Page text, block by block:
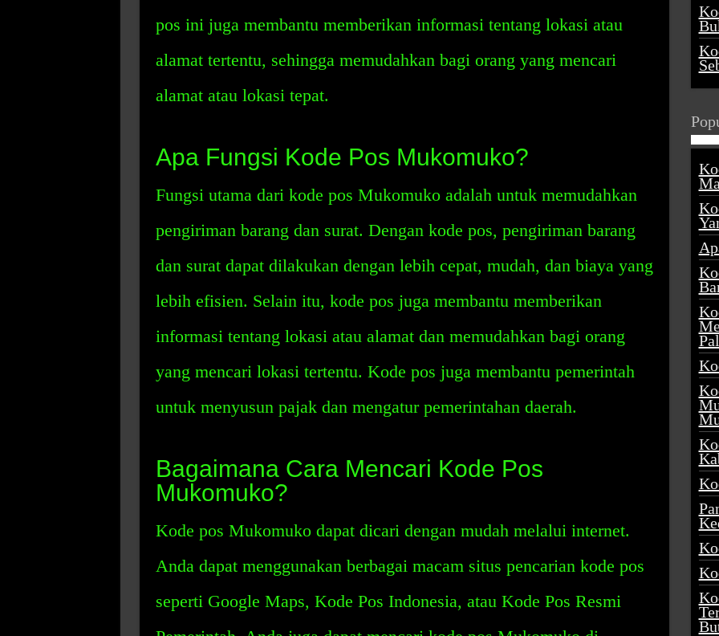
pos ini juga membantu memberikan informasi tentang lokasi atau
alamat tertentu, sehingga memudahkan bagi orang yang mencari
alamat atau lokasi tepat.
Apa Fungsi Kode Pos Mukomuko?
Fungsi utama dari kode pos Mukomuko adalah untuk memudahkan
pengiriman barang dan surat. Dengan kode pos, pengiriman barang
dan surat dapat dilakukan dengan lebih cepat, mudah, dan biaya yang
lebih efisien. Selain itu, kode pos juga membantu memberikan
informasi tentang lokasi atau alamat dan memudahkan bagi orang
yang mencari lokasi tertentu. Kode pos juga membantu pemerintah
untuk menyusun pajak dan mengatur pemerintahan daerah.
Bagaimana Cara Mencari Kode Pos
Mukomuko?
Kode pos Mukomuko dapat dicari dengan mudah melalui internet.
Anda dapat menggunakan berbagai macam situs pencarian kode pos
seperti Google Maps, Kode Pos Indonesia, atau Kode Pos Resmi